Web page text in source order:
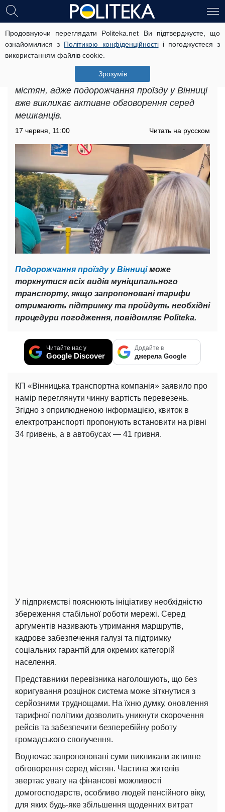
Продовжуючи переглядати Politeka.net Ви підтверджуєте, що
ознайомилися з Політикою конфіденційностіі погоджуєтеся з
використанням файлів cookie.
Зрозумів
Подорожчання проїзду у Вінниці:
що відбувається з цінами на квитки
Рішення щодо вартості проїзду може
суттєво вплинути на щоденні витрати
містян, адже подорожчання проїзду у Вінниці
вже викликає активне обговорення серед
мешканців.
17 червня, 11:00 Читать на русском
Подорожчання проїзду у Вінниціможе
торкнутися всіх видів муніципального
транспорту, якщо запропоновані тарифи
отримають підтримку та пройдуть необхідні
процедури погодження, повідомляє Politeka.
Читайте нас у
Google Discover
Додайте в
джерела Google
КП «Вінницька транспортна компанія» заявило про
намір переглянути чинну вартість перевезень.
Згідно з оприлюдненою інформацією, квиток в
електротранспорті пропонують встановити на рівні
34 гривень, а в автобусах — 41 гривня.
У підприємстві пояснюють ініціативу необхідністю
збереження стабільної роботи мережі. Серед
аргументів називають утримання маршрутів,
кадрове забезпечення галузі та підтримку
соціальних гарантій для окремих категорій
населення.
Представники перевізника наголошують, що без
коригування розцінок система може зіткнутися з
серйозними труднощами. На їхню думку, оновлення
тарифної політики дозволить уникнути скорочення
рейсів та забезпечити безперебійну роботу
громадського сполучення.
Водночас запропоновані суми викликали активне
обговорення серед містян. Частина жителів
звертає увагу на фінансові можливості
домогосподарств, особливо людей пенсійного віку,
для яких будь-яке збільшення щоденних витрат